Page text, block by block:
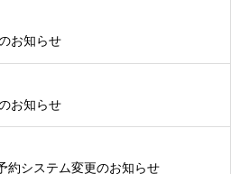
お知らせ
お知らせ
約システム変更のお知らせ